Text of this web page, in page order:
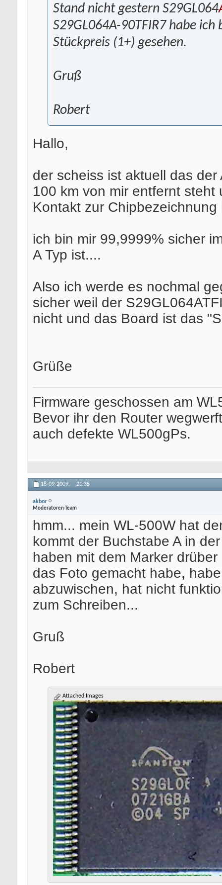
Stand nicht gestern S29GL064
S29GL064A-90TFIR7 habe
Stückpreis (1+) gesehen.
Gruß
Robert
Hallo,
der scheiss ist aktuell das
100 km von mir entfernt
Kontakt zur Chipbezeichnung
ich bin mir 99,9999% sicher
A Typ ist....
Also ich werde es nochmal
sicher weil der
nicht und das Board ist das
Grüße
Firmware geschossen am
Bevor ihr den Router
auch defekte WL500gPs.
18-09-2009, 21:35
akbor
Moderatoren-Team
hmm... mein WL-500W hat
kommt der Buchstabe A in
haben mit dem Marker
das Foto gemacht habe,
abzuwischen, hat nicht
zum Schreiben...
Gruß
Robert
Attached Images